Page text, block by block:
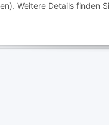
Weitere Details finden
Ihrer
Ihrem